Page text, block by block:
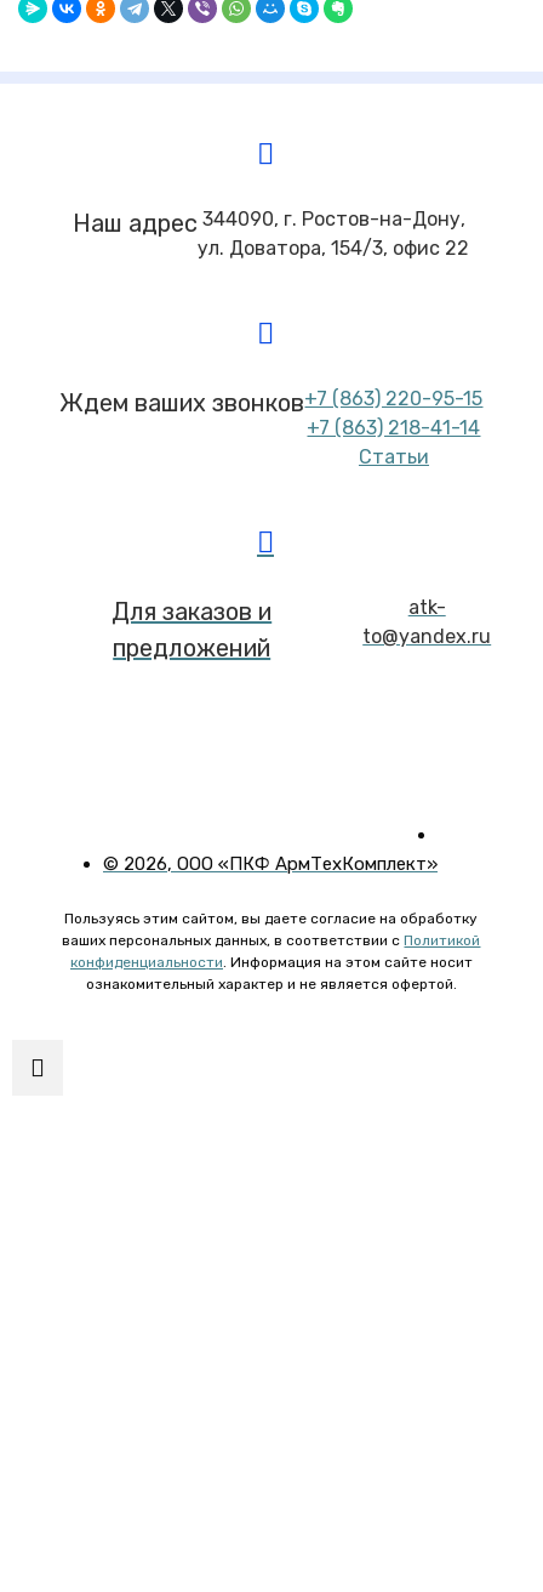
Наш адрес 344090, г. Ростов-на-Дону,
ул. Доватора, 154/3, офис 22
Ждем ваших звонков+7 (863) 220-95-15
+7 (863) 218-41-14
Статьи
Для заказов и
предложений
atk-
to@yandex.ru
© 2026, ООО «ПКФ АрмТехКомплект»
Пользуясь этим сайтом, вы даете согласие на обработку
ваших персональных данных, в соответствии сПолитикой
конфиденциальности. Информация на этом сайте носит
ознакомительный характер и не является офертой.